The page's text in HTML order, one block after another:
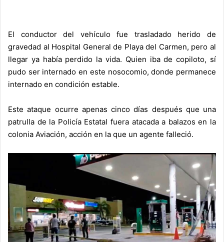
El conductor del vehículo fue trasladado herido de
gravedad al Hospital General de Playa del Carmen, pero al
llegar ya había perdido la vida. Quien iba de copiloto, sí
pudo ser internado en este nosocomio, donde permanece
internado en condición estable.
Este ataque ocurre apenas cinco días después que una
patrulla de la Policía Estatal fuera atacada a balazos en la
colonia Aviación, acción en la que un agente falleció.